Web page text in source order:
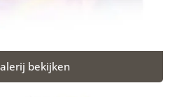
bekijken